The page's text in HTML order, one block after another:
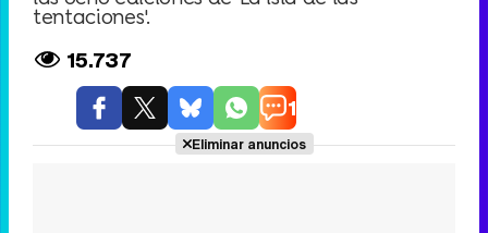
Time
AMOR Y TRAICIÓN DE VERANO
'El verano de las
tentaciones' se estrena en
Telecinco el miércoles 2
de julio